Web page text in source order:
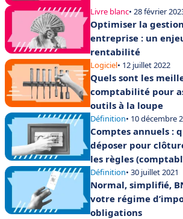
Livre blanc• 28 février
Optimiser la
entreprise : un
rentabilité
Logiciel• 12 juillet 2022
Quels sont les
comptabilité pour
outils à la loupe
Définition• 10 décembre
Comptes annuels :
déposer pour
les règles
Définition• 30 juillet 2021
Normal, simplifié,
votre régime
obligations